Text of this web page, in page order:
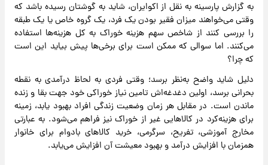
به گزارش پارسینه به نقل از اکوایران، شاید به گوشتان رسیده باشد که
وقتی می‌خواهند میزان فقیر بودن یک فرد، یک گروه خاص یا یک طبقه
را بررسی کنند از شاخص سهم هزینه خوراک به کل هزینه‌ها استفاده
می‌کنند. اما سوالی که ممکن است برای برخی‌ها پیش بیاید این است
که چرا؟
دلیل شاید واضح به‌نظر برسد؛ وقتی فردی به لحاظ درآمدی به نقطه
بحرانی برسد، اولین دغدغه‌اش تامین نیاز خوراکی خود جهت بقا و زنده
ماندن است. در مقابل هر زمان وضعیت زندگی افراد بهبود یابد،‌ زمینه
برای هزینه‌کرد در کالاهایی غیر از خوراک نیز فراهم می‌شود. به عبارتی
مخارج آموزشی، تفریح، سرگرمی، خرید کالاهای بادوام برای خانوار
همزمان با افزایش درآمد و بهبود معیشت آن افزایش می‌یابد.